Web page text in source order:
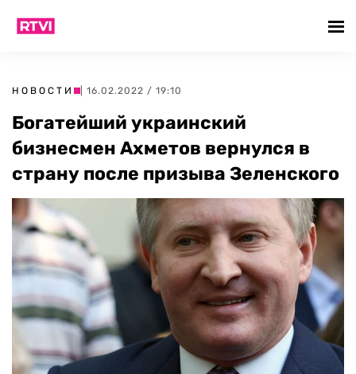
НОВОСТИ | 16.02.2022 / 19:10
Богатейший украинский
бизнесмен Ахметов вернулся в
страну после призыва Зеленского